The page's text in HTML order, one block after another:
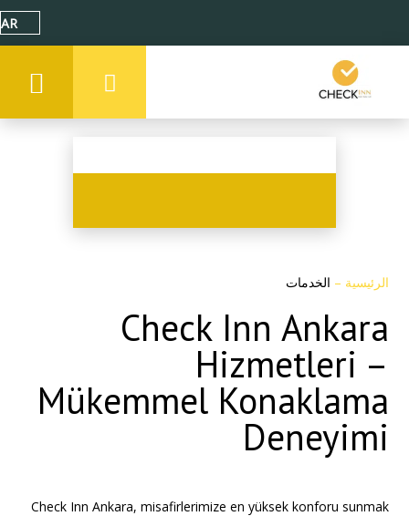
AR
الرئيسية – الخدمات
Check Inn Ankara
Hizmetleri –
Mükemmel Konaklama
Deneyimi
Check Inn Ankara, misafirlerimize en yüksek konforu sunmak